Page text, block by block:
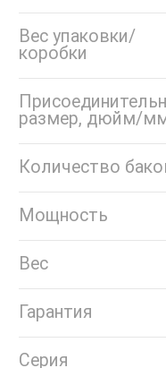
Вес упаковки/
коробки
размер, дюйм/
Количество
Мощность
Вес
Гарантия
Серия